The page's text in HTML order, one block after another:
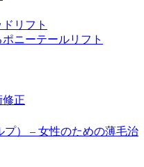
リフト
ニーテールリフト
修正
プ） – 女性のための薄毛治